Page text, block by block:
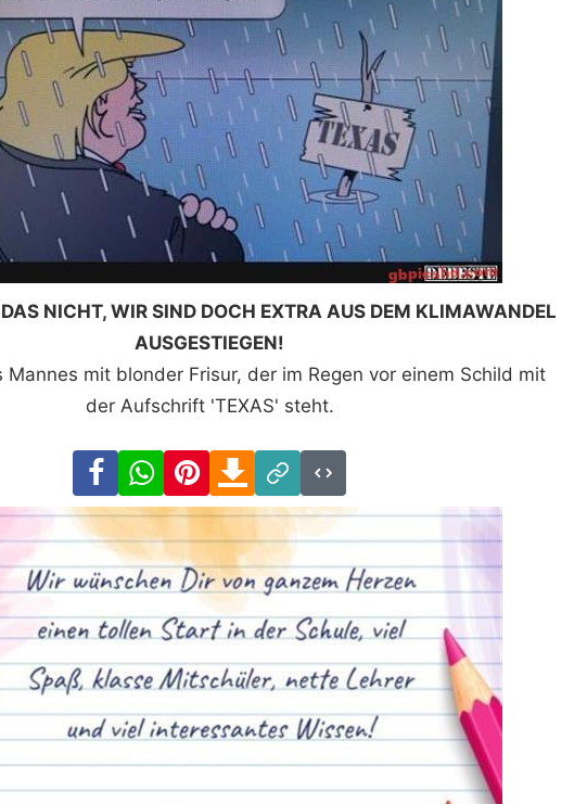
NICHT, WIR SIND DOCH EXTRA AUS DEM KLIMAWANDEL
AUSGESTIEGEN!
Mannes mit blonder Frisur, der im Regen vor einem Schild mit
der Aufschrift 'TEXAS' steht.
FacebookWhatsAppPinterestDownload
Link